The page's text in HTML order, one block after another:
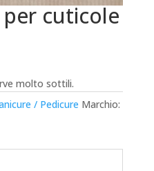
cuticole
molto sottili.
/ Pedicure Marchio: